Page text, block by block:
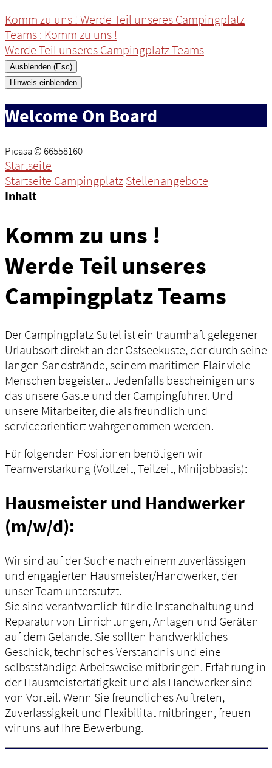
Komm zu uns ! Werde Teil unseres Campingplatz
Teams : Komm zu uns !
Werde Teil unseres Campingplatz Teams
Ausblenden (Esc)
Hinweis einblenden
Welcome On Board
Picasa © 66558160
Startseite
Startseite Campingplatz Stellenangebote
Inhalt
Komm zu uns !
Werde Teil unseres
Campingplatz Teams
Der Campingplatz Sütel ist ein traumhaft gelegener
Urlaubsort direkt an der Ostseeküste, der durch seine
langen Sandstrände, seinem maritimen Flair viele
Menschen begeistert. Jedenfalls bescheinigen uns
das unsere Gäste und der Campingführer. Und
unsere Mitarbeiter, die als freundlich und
serviceorientiert wahrgenommen werden.
Für folgenden Positionen benötigen wir
Teamverstärkung (Vollzeit, Teilzeit, Minijobbasis):
Hausmeister und Handwerker
(m/w/d):
Wir sind auf der Suche nach einem zuverlässigen
und engagierten Hausmeister/Handwerker, der
unser Team unterstützt.
Sie sind verantwortlich für die Instandhaltung und
Reparatur von Einrichtungen, Anlagen und Geräten
auf dem Gelände. Sie sollten handwerkliches
Geschick, technisches Verständnis und eine
selbstständige Arbeitsweise mitbringen. Erfahrung in
der Hausmeistertätigkeit und als Handwerker sind
von Vorteil. Wenn Sie freundliches Auftreten,
Zuverlässigkeit und Flexibilität mitbringen, freuen
wir uns auf Ihre Bewerbung.